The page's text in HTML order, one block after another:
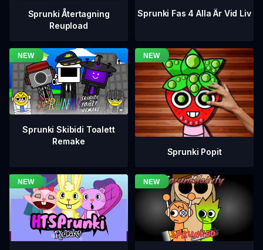
Sprunki Återtagning
Reupload
Sprunki Fas 4 Alla Är Vid Liv
Sprunki Skibidi Toalett
Remake
Sprunki Popit